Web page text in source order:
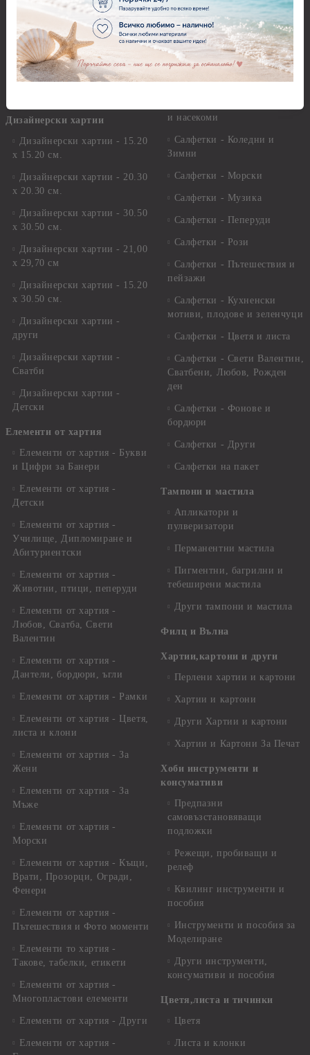
Лакове и защитни покрития
Лепила
Краклета и медиуми
Шаблони
Дизайнерски хартии
Дизайнерски хартии - 15.20
х 15.20 см.
Дизайнерски хартии - 20.30
х 20.30 см.
Дизайнерски хартии - 30.50
х 30.50 см.
Дизайнерски хартии - 21,00
х 29,70 см
Дизайнерски хартии - 15.20
x 30.50 см.
Дизайнерски хартии -
други
Дизайнерски хартии -
Сватби
Дизайнерски хартии -
Детски
Елементи от хартия
Елементи от хартия - Букви
и Цифри за Банери
Елементи от хартия -
Детски
Елементи от хартия -
Училище, Дипломиране и
Абитуриентски
Елементи от хартия -
Животни, птици, пеперуди
Елементи от хартия -
Любов, Сватба, Свети
Валентин
Елементи от хартия -
Дантели, бордюри, ъгли
Елементи от хартия - Рамки
Елементи от хартия - Цветя,
листа и клони
Елементи от хартия - За
Жени
Елементи от хартия - За
Мъже
Елементи от хартия -
Морски
Елементи от хартия - Къщи,
Врати, Прозорци, Огради,
Фенери
Елементи от хартия -
Пътешествия и Фото моменти
Елементи то хартия -
Такове, табелки, етикети
Елементи от хартия -
Многопластови елементи
Елементи от хартия - Други
Елементи от хартия -
Свещи
Салфетки
Салфетки - Великден
Салфетки - Детски
Салфетки - Животни, птици
и насекоми
Салфетки - Коледни и
Зимни
Салфетки - Морски
Салфетки - Музика
Салфетки - Пеперуди
Салфетки - Рози
Салфетки - Пътешествия и
пейзажи
Салфетки - Кухненски
мотиви, плодове и зеленчуци
Салфетки - Цветя и листа
Салфетки - Свети Валентин,
Сватбени, Любов, Рожден
ден
Салфетки - Фонове и
бордюри
Салфетки - Други
Салфетки на пакет
Тампони и мастила
Апликатори и
пулверизатори
Перманентни мастила
Пигментни, багрилни и
тебеширени мастила
Други тампони и мастила
Филц и Вълна
Хартии,картони и други
Перлени хартии и картони
Хартии и картони
Други Хартии и картони
Хартии и Картони За Печат
Хоби инструменти и
консумативи
Предпазни
самовъзстановяващи
подложки
Режещи, пробиващи и
релеф
Квилинг инструменти и
пособия
Инструменти и пособия за
Моделиране
Други инструменти,
консумативи и пособия
Цветя,листа и тичинки
Цветя
Листа и клонки